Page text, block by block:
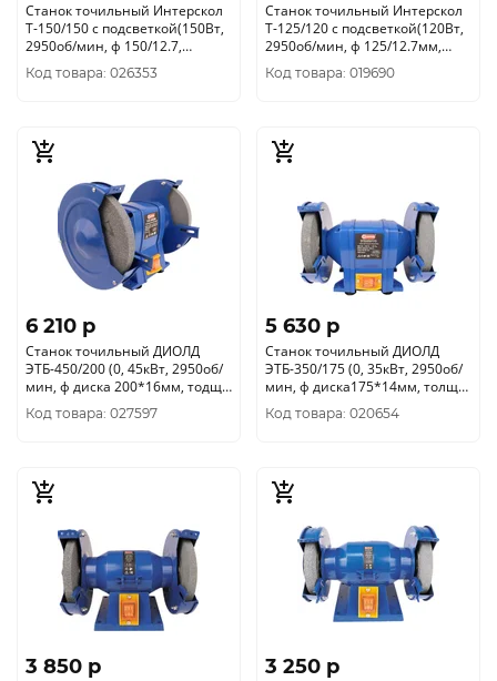
Станок точильный Интерскол
Т-150/150 с подсветкой(150Вт,
2950об/мин, ф 150/12.7,
толщ16мм) 591.1.0.00
Код товара: 026353
Станок точильный Интерскол
Т-125/120 с подсветкой(120Вт,
2950об/мин, ф 125/12.7мм,
толщ17мм) 539.1.0.00
Код товара: 019690
6 210 p
Станок точильный ДИОЛД
ЭТБ-450/200 (0, 45кВт, 2950об/
мин, ф диска 200*16мм, тодщ
круга 25мм) 20041061
Код товара: 027597
5 630 p
Станок точильный ДИОЛД
ЭТБ-350/175 (0, 35кВт, 2950об/
мин, ф диска175*14мм, толщ
круга 20мм) 20041051
Код товара: 020654
3 850 p 3 250 p